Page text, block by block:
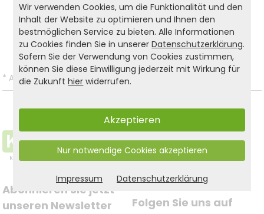
Produkt- und Sicherheitshinweise:
Zurück zur Liste
* Alle Preise inkl. gesetzl. MwSt. und zzgl. Versandkosten
Abonnieren Sie jetzt
unseren Newsletter
Folgen Sie uns auf
Wir verwenden Cookies, um die Funktionalität und den
Inhalt der Website zu optimieren und Ihnen den
bestmöglichen Service zu bieten. Alle Informationen
zu Cookies finden Sie in unsererDatenschutzerklärung.
Sofern Sie der Verwendung von Cookies zustimmen,
können Sie diese Einwilligung jederzeit mit Wirkung für
die Zukunfthier widerrufen.
Akzeptieren
Nur notwendige Cookies akzeptieren
Impressum Datenschutzerklärung